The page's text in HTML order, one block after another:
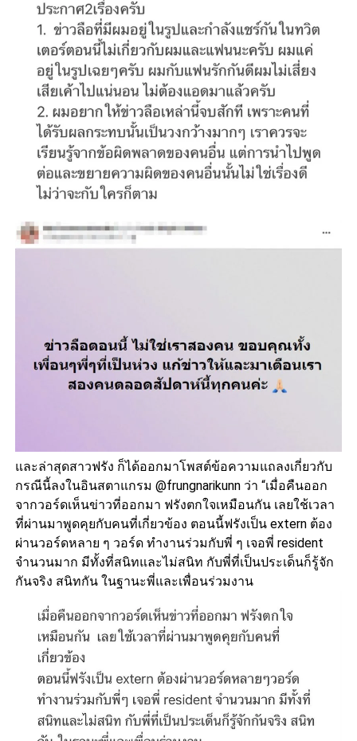
และล่าสุดสาวฟรัง ก็ได้ออกมาโพสต์ข้อความแถลงเกี่ยวกับ
กรณีนี้ลงในอินสตาแกรม @frungnarikunn ว่า “เมื่อคืนออก
จากวอร์ดเห็นข่าวที่ออกมา ฟรังตกใจเหมือนกัน เลยใช้เวลา
ที่ผ่านมาพูดคุยกับคนที่เกี่ยวข้อง ตอนนี้ฟรังเป็น extern ต้อง
ผ่านวอร์ดหลาย ๆ วอร์ด ทำงานร่วมกับพี่ ๆ เจอพี่ resident
จำนวนมาก มีทั้งที่สนิทและไม่สนิท กับพี่ที่เป็นประเด็นก็รู้จัก
กันจริง สนิทกัน ในฐานะพี่และเพื่อนร่วมงาน